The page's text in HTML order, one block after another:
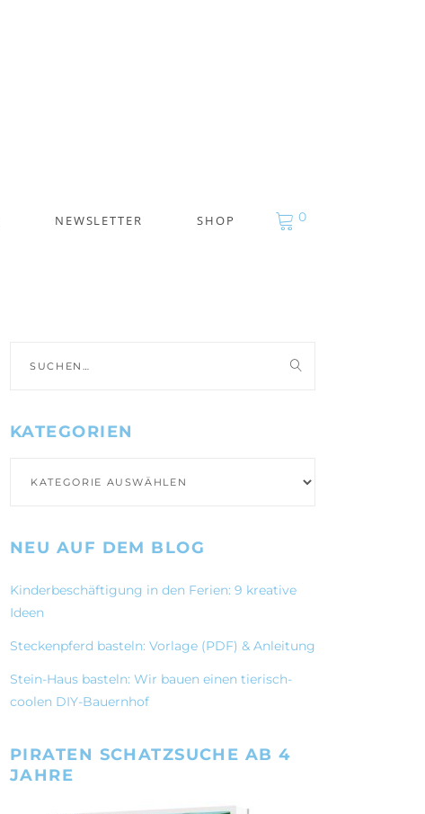
NEWSLETTER SHOP 0
nach:
KATEGORIEN
NEU AUF DEM BLOG
Kinderbeschäftigung in den Ferien: 9 kreative
Ideen
Steckenpferd basteln: Vorlage (PDF) & Anleitung
Stein-Haus basteln: Wir bauen einen tierisch-
coolen DIY-Bauernhof
PIRATEN SCHATZSUCHE AB 4
JAHRE